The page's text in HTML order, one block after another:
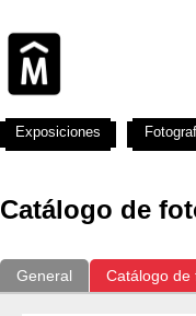
Catálogo de
General Catálogo de
Exposiciones